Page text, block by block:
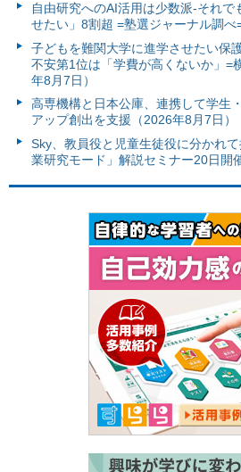
自由研究へのAI活用は少数派-それで
せたい」8割超 =塾選ジャーナル調べ
子どもを難関大学に進学させたい保
不安第1位は「学費が高くないか」=
年8月7日）
高専機構と日本公庫、連携して学生
アップ創出を支援（2026年8月7日）
Sky、教員役と児童生徒役に分かれ
業研究モード」解説セミナー20日開